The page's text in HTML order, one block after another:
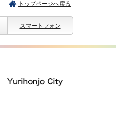
トップページへ戻る
スマートフォン